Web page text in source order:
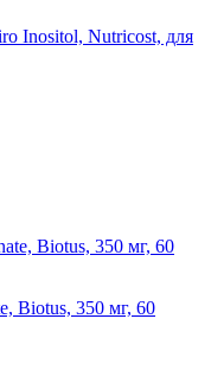
Inositol, Nutricost, для
Biotus, 350 мг, 60